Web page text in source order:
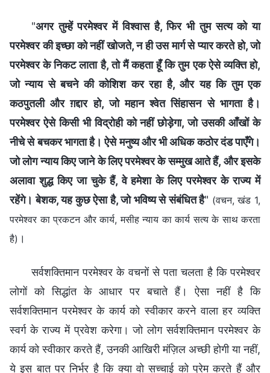
"अगर तुम्हें परमेश्वर में विश्वास है, फिर भी तुम सत्य को या
परमेश्वर की इच्छा को नहीं खोजते, न ही उस मार्ग से प्यार करते हो, जो
परमेश्वर के निकट लाता है, तो मैं कहता हूँ कि तुम एक ऐसे व्यक्ति हो,
जो न्याय से बचने की कोशिश कर रहा है, और यह कि तुम एक
कठपुतली और ग़द्दार हो, जो महान श्वेत सिंहासन से भागता है।
परमेश्वर ऐसे किसी भी विद्रोही को नहीं छोड़ेगा, जो उसकी आँखों के
नीचे से बचकर भागता है। ऐसे मनुष्य और भी अधिक कठोर दंड पाएँगे।
जो लोग न्याय किए जाने के लिए परमेश्वर के सम्मुख आते हैं, और इसके
अलावा शुद्ध किए जा चुके हैं, वे हमेशा के लिए परमेश्वर के राज्य में
रहेंगे। बेशक, यह कुछ ऐसा है, जो भविष्य से संबंधित है" (वचन, खंड 1,
परमेश्वर का प्रकटन और कार्य, मसीह न्याय का कार्य सत्य के साथ करता
है) ।
सर्वशक्तिमान परमेश्वर के वचनों से पता चलता है कि परमेश्वर
लोगों को सिद्धांत के आधार पर बचाते हैं। ऐसा नहीं है कि
सर्वशक्तिमान परमेश्वर के कार्य को स्वीकार करने वाला हर व्यक्ति
स्वर्ग के राज्य में प्रवेश करेगा। जो लोग सर्वशक्तिमान परमेश्वर के
कार्य को स्वीकार करते हैं, उनकी आखिरी मंज़िल अच्छी होगी या नहीं,
ये इस बात पर निर्भर है कि क्या वो सच्चाई को प्रेम करते हैं और